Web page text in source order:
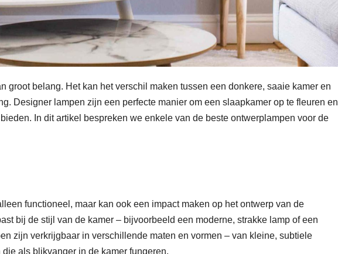
groot belang. Het kan het verschil maken tussen een donkere, saaie kamer en
Designer lampen zijn een perfecte manier om een slaapkamer op te fleuren en
In dit artikel bespreken we enkele van de beste ontwerplampen voor de
functioneel, maar kan ook een impact maken op het ontwerp van de
bij de stijl van de kamer – bijvoorbeeld een moderne, strakke lamp of een
zijn verkrijgbaar in verschillende maten en vormen – van kleine, subtiele
als blikvanger in de kamer fungeren.